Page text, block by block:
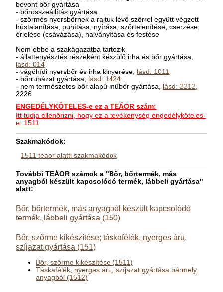
bevont bőr gyártása
- bőrösszeállítás gyártása
- szőrmés nyersbőrnek a rajtuk lévő szőrrel együtt végzett
hústalanítása, puhítása, nyírása, szőrtelenítése, cserzése,
érlelése (csávázása), halványítása és festése
Nem ebbe a szakágazatba tartozik
- állattenyésztés részeként készülő irha és bőr gyártása,
lásd: 014
- vágóhídi nyersbőr és irha kinyerése, lásd: 1011
- bőrruházat gyártása, lásd: 1424
- nem természetes bőr alapú műbőr gyártása, lásd: 2212
2226
ENGEDÉLYKÖTELES-e ez a TEÁOR szám:
Itt tudja ellenőrizni, hogy ez a tevékenység engedélyköteles-
e: 1511
Szakmakódok:
1511 teáor alatti szakmakódok
További TEÁOR számok a "Bőr, bőrtermék, más
anyagból készült kapcsolódó termék, lábbeli gyártása"
alatt:
Bőr, bőrtermék, más anyagból készült kapcsolódó
termék, lábbeli gyártása (150)
Bőr, szőrme kikészítése; táskafélék, nyerges áru,
szíjazat gyártása (151)
Bőr, szőrme kikészítése (1511)
Táskafélék, nyerges áru, szíjazat gyártása bármely
anyagból (1512)